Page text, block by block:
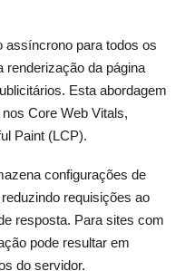
assíncrono para todos os
renderização da página
Esta abordagem
Core Web Vitals,
Paint (LCP).
configurações de
requisições ao
resposta. Para sites com
pode resultar em
do servidor.